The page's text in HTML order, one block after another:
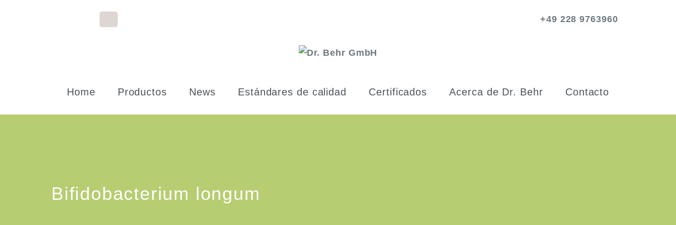
+49 228 9763960
Home Productos News Estándares de calidad Certificados Acerca de Dr. Behr Contacto
Bifidobacterium longum